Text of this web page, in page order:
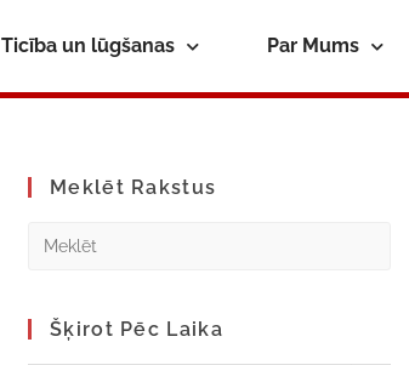
Ticība un lūgšanas Par Mums
Meklēt Rakstus
Šķirot Pēc Laika